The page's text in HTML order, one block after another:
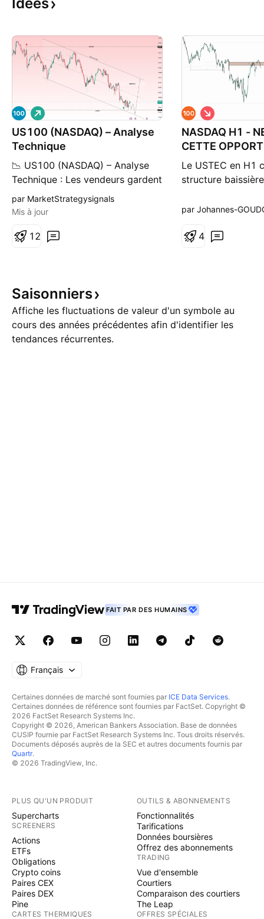
US100 (NASDAQ) – Analyse
Technique
📉 US100 (NASDAQ) – Analyse
Technique : Les vendeurs gardent
le contrôle 🔥 Le US100 évolue
toujours dans un canal baissier
tendance générale négative. Le
de défendre la zone.
L
o
n
g
par MarketStrategysignals
Mis à jour
1 2
NASDAQ H1 -
CETTE
Le USTEC en H1
structure
l’impulsion
de référence
S
h
o
r
t
par Johannes-
4
Saisonniers
Affiche les fluctuations de valeur d'un symbole au
cours des années précédentes afin d'identifier les
tendances récurrentes.
FAIT PAR DES HUMAINS
Français
Certaines données de marché sont fournies par ICE Data Services.
Certaines données de référence sont fournies par FactSet. Copyright ©
2026 FactSet Research Systems Inc.
Copyright © 2026, American Bankers Association. Base de données
CUSIP fournie par FactSet Research Systems Inc. Tous droits réservés.
Documents déposés auprès de la SEC et autres documents fournis par
Quartr.
© 2026 TradingView, Inc.
PLUS QU'UN PRODUIT
Supercharts
SCREENERS
Actions
ETFs
Obligations
Crypto coins
Paires CEX
Paires DEX
Pine
CARTES THERMIQUES
OUTILS & ABONNEMENTS
Fonctionnalités
Tarifications
Données boursières
Offrez des abonnements
TRADING
Vue d'ensemble
Courtiers
Comparaison des courtiers
The Leap
OFFRES SPÉCIALES